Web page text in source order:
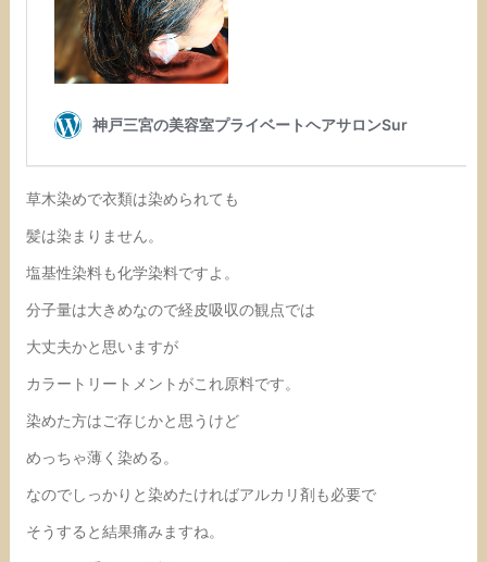
草木染めで衣類は染められても
髪は染まりません。
塩基性染料も化学染料ですよ。
分子量は大きめなので経皮吸収の観点では
大丈夫かと思いますが
カラートリートメントがこれ原料です。
染めた方はご存じかと思うけど
めっちゃ薄く染める。
なのでしっかりと染めたければアルカリ剤も必要で
そうすると結果痛みますね。